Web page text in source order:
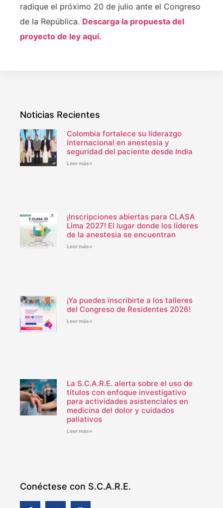
radique el próximo 20 de julio ante el Congreso
de la República. Descarga la propuesta del
proyecto de ley aquí.
Noticias Recientes
Colombia fortalece su liderazgo
internacional en anestesia y
seguridad del paciente desde India
Leer más»
¡Inscripciones abiertas para CLASA
Lima 2027! El lugar donde los líderes
de la anestesia se encuentran
Leer más»
¡Ya puedes inscribirte a los talleres
del Congreso de Residentes 2026!
Leer más»
La S.C.A.R.E. alerta sobre el uso de
títulos con enfoque investigativo
para actividades asistenciales en
medicina del dolor y cuidados
paliativos
Leer más»
Conéctese con S.C.A.R.E.